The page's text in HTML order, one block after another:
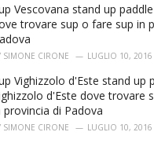
Vescovana stand up
trovare sup o fare sup in
SIMONE CIRONE LUGLIO 10, 2016
Vighizzolo d'Este stand up
d'Este dove trovare
provincia di Padova
SIMONE CIRONE LUGLIO 10, 2016